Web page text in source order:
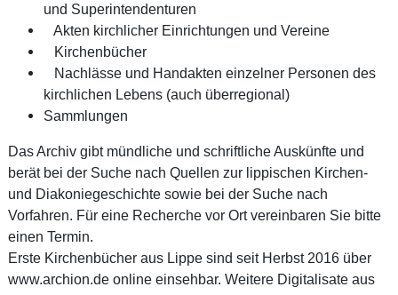
und Superintendenturen
Akten kirchlicher Einrichtungen und Vereine
Kirchenbücher
Nachlässe und Handakten einzelner Personen des
kirchlichen Lebens (auch überregional)
Sammlungen
Das Archiv gibt mündliche und schriftliche Auskünfte und
berät bei der Suche nach Quellen zur lippischen Kirchen-
und Diakoniegeschichte sowie bei der Suche nach
Vorfahren. Für eine Recherche vor Ort vereinbaren Sie bitte
einen Termin.
Erste Kirchenbücher aus Lippe sind seit Herbst 2016 über
www.archion.de online einsehbar. Weitere Digitalisate aus